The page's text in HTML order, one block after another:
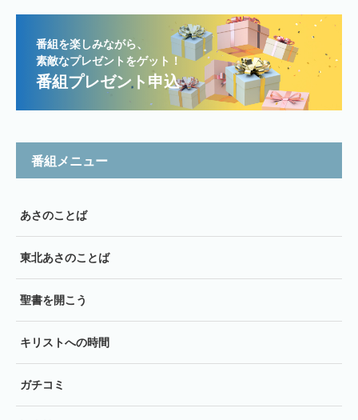
番組を楽しみながら、
素敵なプレゼントをゲット！
番組プレゼント申込
番組メニュー
あさのことば
東北あさのことば
聖書を開こう
キリストへの時間
ガチコミ